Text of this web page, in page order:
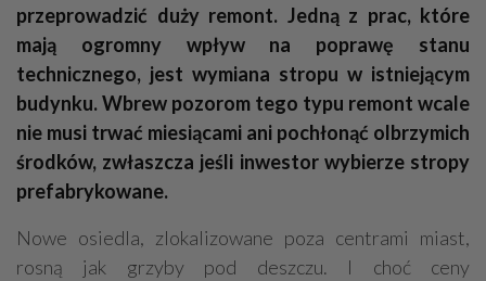
przeprowadzić duży remont. Jedną z prac, które
mają ogromny wpływ na poprawę stanu
technicznego, jest wymiana stropu w istniejącym
budynku. Wbrew pozorom tego typu remont wcale
nie musi trwać miesiącami ani pochłonąć olbrzymich
środków, zwłaszcza jeśli inwestor wybierze stropy
prefabrykowane.
Nowe osiedla, zlokalizowane poza centrami miast,
rosną jak grzyby pod deszczu. I choć ceny